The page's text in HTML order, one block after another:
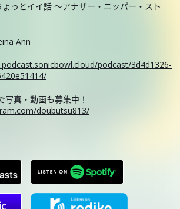
っとイイ話 ～アナザー・ニッパー・スト
Ann
podcast/3d4d1326-
写真・動画も募集中！
doubutsu813/